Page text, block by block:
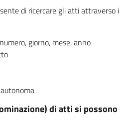
di ricercare gli atti attraverso i
giorno, mese, anno
di atti si possono